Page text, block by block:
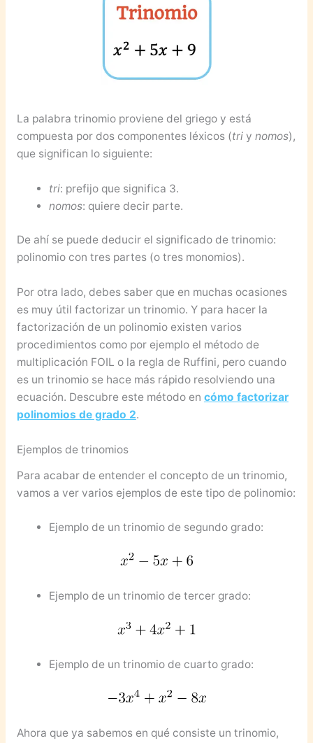
La palabra trinomio proviene del griego y está
compuesta por dos componentes léxicos (triy nomos),
que significan lo siguiente:
tri: prefijo que significa 3.
nomos: quiere decir parte.
De ahí se puede deducir el significado de trinomio:
polinomio con tres partes (o tres monomios).
Por otra lado, debes saber que en muchas ocasiones
es muy útil factorizar un trinomio. Y para hacer la
factorización de un polinomio existen varios
procedimientos como por ejemplo el método de
multiplicación FOIL o la regla de Ruffini, pero cuando
es un trinomio se hace más rápido resolviendo una
ecuación. Descubre este método en cómo factorizar
polinomios de grado 2.
Ejemplos de trinomios
Para acabar de entender el concepto de un trinomio,
vamos a ver varios ejemplos de este tipo de polinomio:
Ejemplo de un trinomio de segundo grado:
Ejemplo de un trinomio de tercer grado:
Ejemplo de un trinomio de cuarto grado:
Ahora que ya sabemos en qué consiste un trinomio,